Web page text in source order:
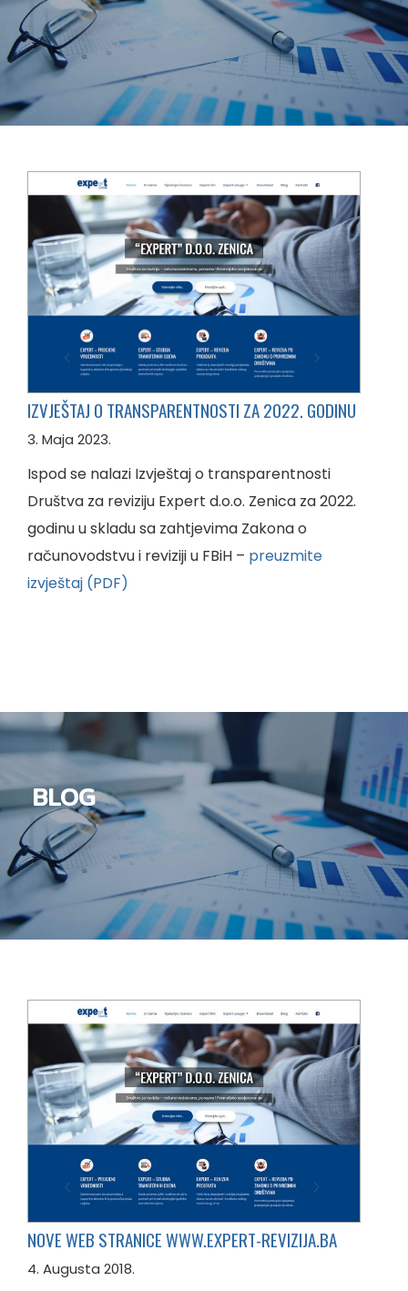
IZVJEŠTAJ O TRANSPARENTNOSTI ZA 2022. GODINU
3. Maja 2023.
Ispod se nalazi Izvještaj o transparentnosti
Društva za reviziju Expert d.o.o. Zenica za 2022.
godinu u skladu sa zahtjevima Zakona o
računovodstvu i reviziji u FBiH – preuzmite
izvještaj (PDF)
BLOG
NOVE WEB STRANICE WWW.EXPERT-REVIZIJA.BA
4. Augusta 2018.